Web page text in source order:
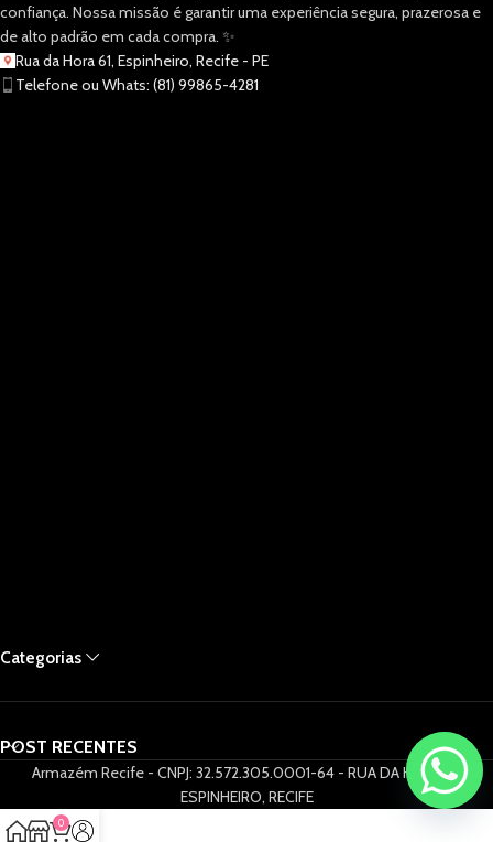
confiança. Nossa missão é garantir uma experiência segura, prazerosa e
de alto padrão em cada compra. ✨
Rua da Hora 61, Espinheiro, Recife - PE
Telefone ou Whats: (81) 99865-4281
Categorias
POST RECENTES
Armazém Recife - CNPJ: 32.572.305.0001-64 - RUA DA HORA 61,
ESPINHEIRO, RECIFE
0